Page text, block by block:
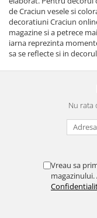
de Craciun vesele si
decoratiuni Craciun
magazine si a petrece
iarna reprezinta
sa se reflecte si in
Nu rata
Vreau sa